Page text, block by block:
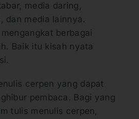
media daring,
dan media lainnya.
berbagai
Baik itu kisah nyata
cerpen yang dapat
pembaca. Bagi yang
tulis menulis cerpen,